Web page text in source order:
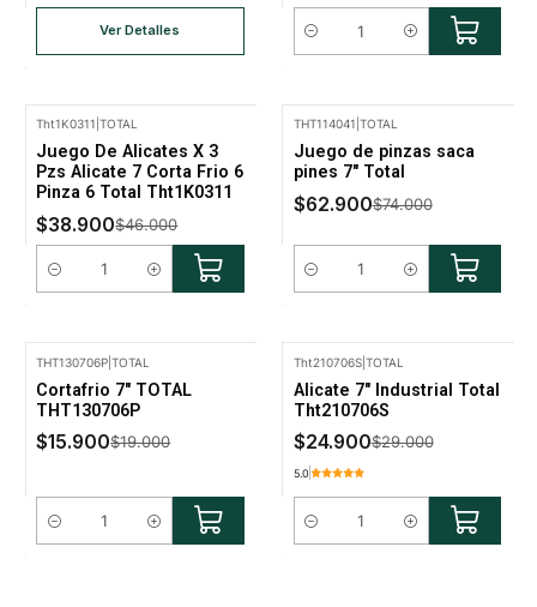
Ver Detalles
Cantidad
Tht1K0311 |TOTAL
Juego De Alicates X 3
Pzs Alicate 7 Corta Frio 6
Pinza 6 Total Tht1K0311
$38.900$46.000
Cantidad
THT114041 TOTAL
Juego de pinzas saca
pines 7" Total
$62.900$74.000
Cantidad
THT130706P |TOTAL
Cortafrio 7" TOTAL
THT130706P
$15.900$19.000
Cantidad
Tht210706S| TOTAL
Alicate 7" Industrial Total
Tht210706S
$24.900$29.000
5.0
Cantidad